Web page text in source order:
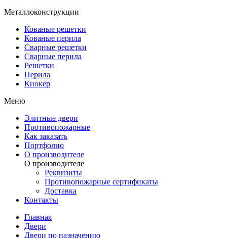
Металлоконструкции
Кованые решетки
Кованые перила
Сварные решетки
Сварные перила
Решетки
Перила
Кнокер
Меню
Элитные двери
Противопожарные
Как заказать
Портфолио
О производителе
О производителе
Реквизиты
Противопожарные сертификаты
Доставка
Контакты
Главная
Двери
Двери по назначению